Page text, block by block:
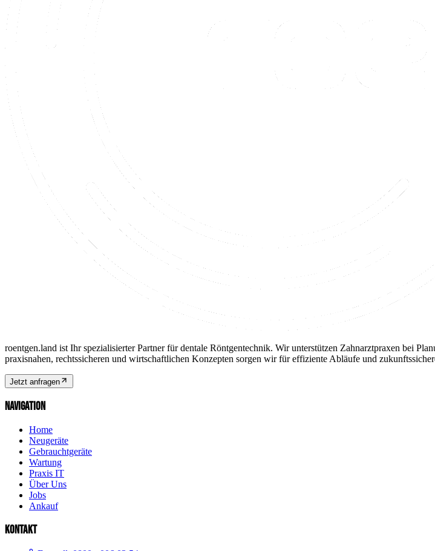
roentgen.land ist Ihr spezialisierter Partner für dentale Röntgentechnik. Wir unterstützen Zahnarztpraxen bei
praxisnahen, rechtssicheren und wirtschaftlichen Konzepten sorgen wir für effiziente Abläufe und
Jetzt anfragen
NAVIGATION
Home
Neugeräte
Gebrauchtgeräte
Wartung
Praxis IT
Über Uns
Jobs
Ankauf
KONTAKT